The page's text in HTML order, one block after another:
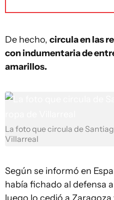
De hecho, circula en las
con indumentaria de
amarillos.
La foto que circula de
Villarreal
Según se informó en
había fichado al defensa